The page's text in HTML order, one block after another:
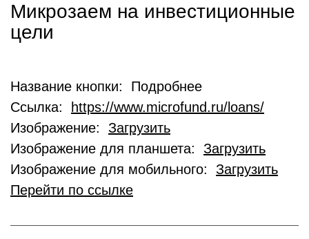
Микрозаем на инвестиционные
цели
Название кнопки: Подробнее
Ссылка:
https://www.microfund.ru/loans/
Изображение: Загрузить
Изображение для планшета: Загрузить
Изображение для мобильного: Загрузить
Перейти по ссылке